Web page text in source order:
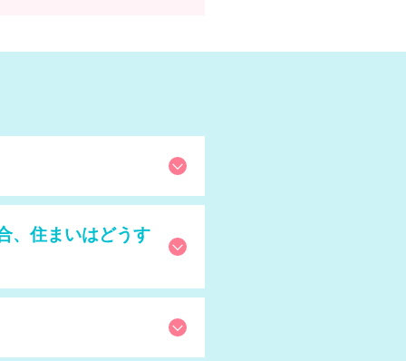
、住まいはどうす